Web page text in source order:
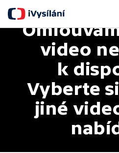
video
k
Vyberte
jiné